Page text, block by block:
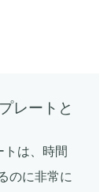
ックとは：完全ガ
レートと
は、時間
のに非常に